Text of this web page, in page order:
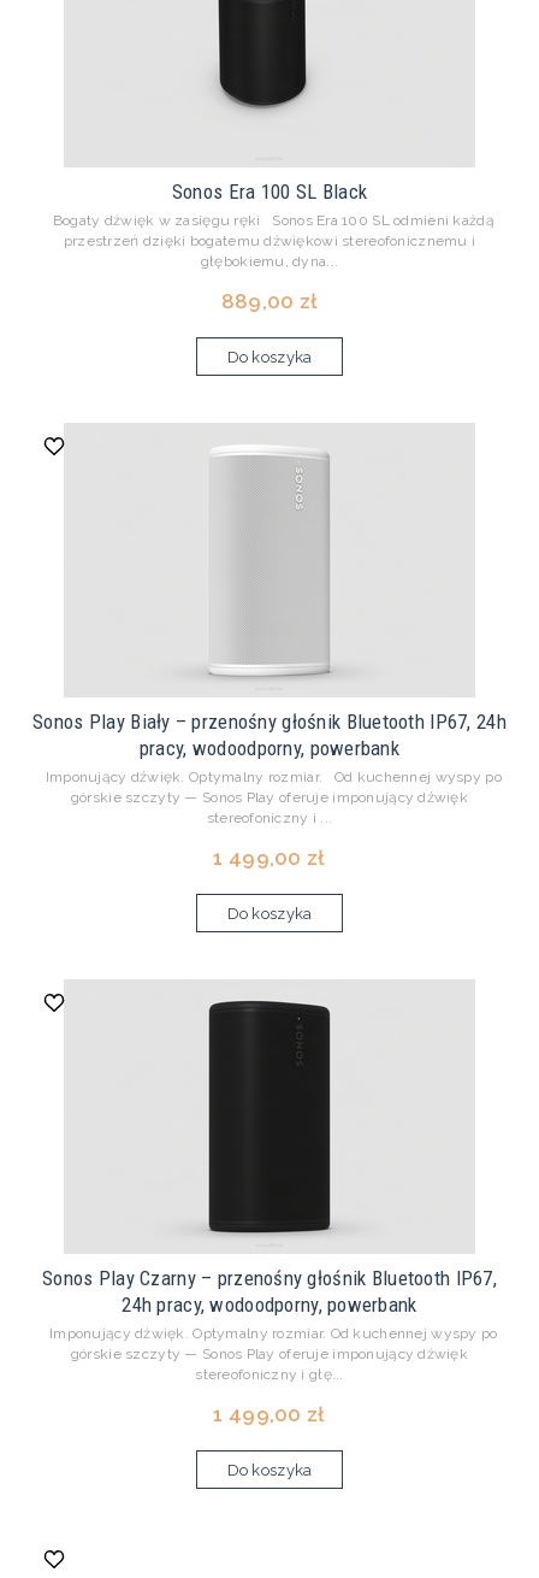
Sonos Era 100 SL Black
Bogaty dźwięk w zasięgu ręki Sonos Era 100 SL odmieni każdą
przestrzeń dzięki bogatemu dźwiękowi stereofonicznemu i
głębokiemu, dyna...
889,00 zł
Do koszyka
Sonos Play Biały – przenośny głośnik Bluetooth IP67, 24h
pracy, wodoodporny, powerbank
Imponujący dźwięk. Optymalny rozmiar. Od kuchennej wyspy po
górskie szczyty — Sonos Play oferuje imponujący dźwięk
stereofoniczny i ...
1 499,00 zł
Do koszyka
Sonos Play Czarny – przenośny głośnik Bluetooth IP67,
24h pracy, wodoodporny, powerbank
Imponujący dźwięk. Optymalny rozmiar. Od kuchennej wyspy po
górskie szczyty — Sonos Play oferuje imponujący dźwięk
stereofoniczny i głę...
1 499,00 zł
Do koszyka